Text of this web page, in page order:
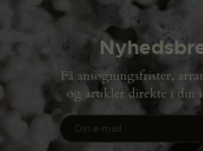
Få ansøgningsfrister,
og artikler direkte i din